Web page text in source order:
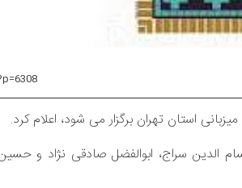
استان تهران برگزار می شود، اعلام کرد.
سراج، ابوالفضل صادقی نژاد و